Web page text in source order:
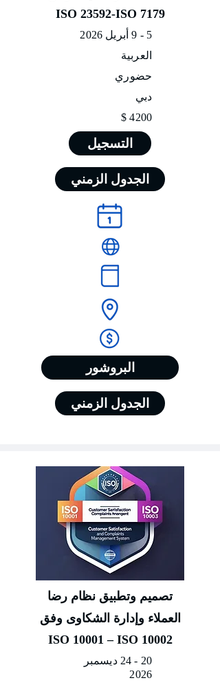
ISO 23592-ISO 7179
5 - 9 أبريل 2026
العربية
حضوري
دبي
4200 $
التسجيل
الجدول الزمني
البروشور
الجدول الزمني
تصميم وتطبيق نظام رضا
العملاء وإدارة الشكاوى وفق
ISO 10001 – ISO 10002
20 - 24 ديسمبر
2026